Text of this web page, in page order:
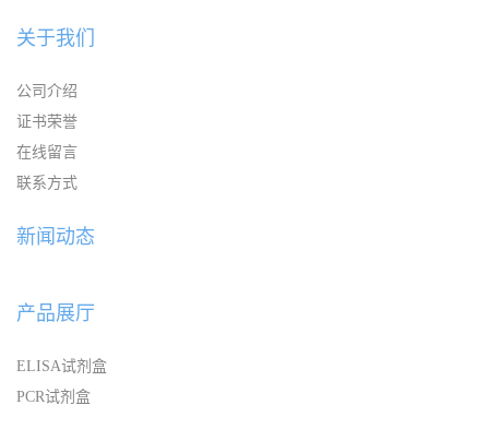
关于我们
公司介绍
证书荣誉
在线留言
联系方式
新闻动态
产品展厅
ELISA试剂盒
PCR试剂盒